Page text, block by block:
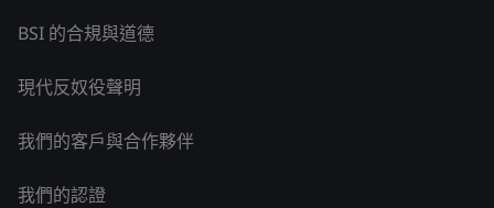
BSI 的合規與道德
現代反奴役聲明
我們的客戶與合作夥伴
我們的認證